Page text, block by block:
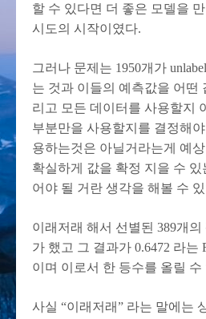
할 수 있다면 더 좋은 모델을
시도의 시작이였다.
그러나 문제는 1950개가
는 것과 이들의 예측값을 어떤
리고 모든 데이터를 사용할지
부분만을 사용할지를 결정해
용하는것은 아닐거라는게 예
확실하게 값을 확정 지을 수
어야 될 거란 생각을 해볼 수
이래저래 해서 선별된 389개
가 했고 그 결과가 0.6472 라는
이며 이로서 한 등수를 올릴 수
사실 “이래저래” 라는 말에는